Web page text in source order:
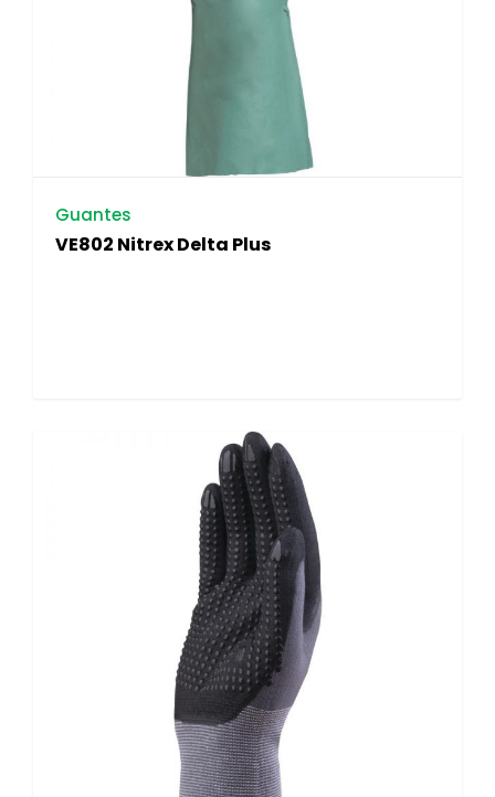
Guantes
VE802 Nitrex Delta Plus